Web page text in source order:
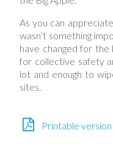
As you can
wasn’t something
have changed for
for collective safety
lot and enough to
sites.
Printable version